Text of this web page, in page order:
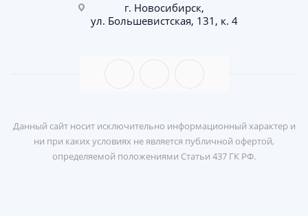
г. Новосибирск,
ул. Большевистская, 131, к. 4
Данный сайт носит исключительно информационный характер и
ни при каких условиях не является публичной офертой,
определяемой положениями Статьи 437 ГК РФ.